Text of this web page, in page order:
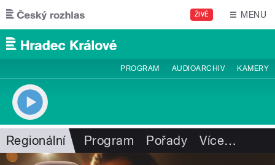
Přejít k hlavnímu obsahu
ŽIVĚ MENU
PROGRAM AUDIOARCHIV KAMERY
Regionální Program Pořady Více…